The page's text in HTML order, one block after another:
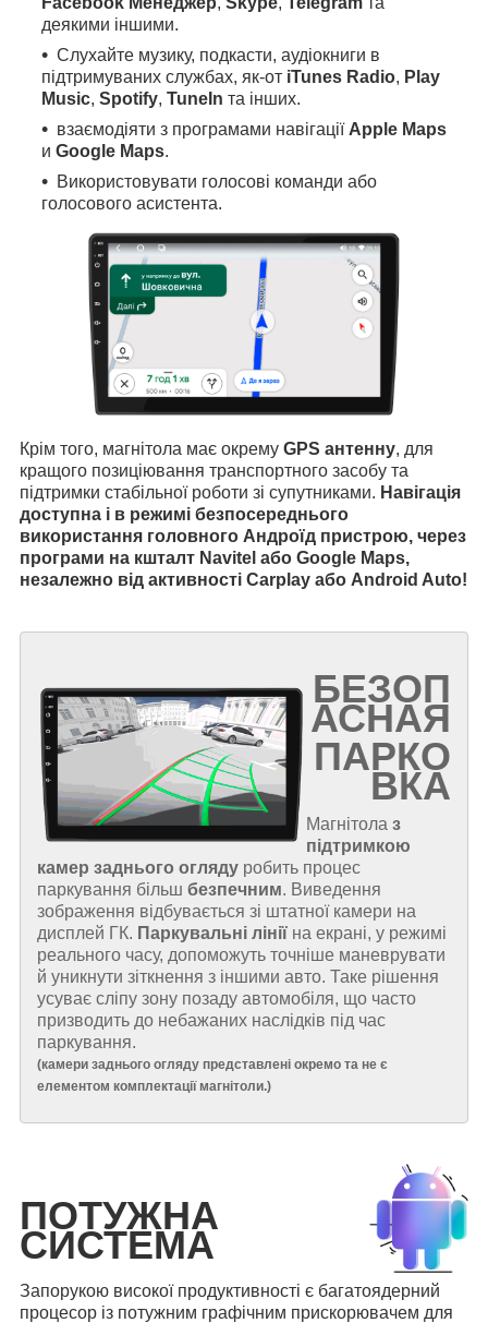
деякими іншими.
Слухайте музику, подкасти, аудіокниги в
підтримуваних службах, як-от iTunes Radio, Play
Music, Spotify, TuneIn та інших.
взаємодіяти з програмами навігаціїApple Maps
и Google Maps.
Використовувати голосові команди або
голосового асистента.
Крім того, магнітола має окрему GPS антенну, для
кращого позиціювання транспортного засобу та
підтримки стабільної роботи зі супутниками. Навігація
доступна і в режимі безпосереднього
використання головного Андроїд пристрою, через
програми на кшталт Navitel або Google Maps,
незалежно від активності Carplay або Android Auto!
БЕЗОП
АСНАЯ
ПАРКО
ВКА
Магнітола з
підтримкою
камер заднього огляду робить процес
паркування більш безпечним. Виведення
зображення відбувається зі штатної камери на
дисплей ГК. Паркувальні лінії на екрані, у режимі
реального часу, допоможуть точніше маневрувати
й уникнути зіткнення з іншими авто. Таке рішення
усуває сліпу зону позаду автомобіля, що часто
призводить до небажаних наслідків під час
паркування.
(камери заднього огляду представлені окремо та не є
елементом комплектації магнітоли.)
ПОТУЖНА
СИСТЕМА
Запорукою високої продуктивності є багатоядерний
процесор із потужним графічним прискорювачем для